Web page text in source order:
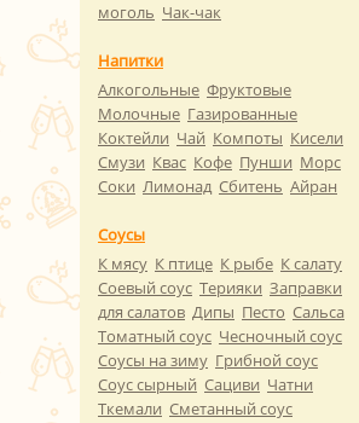
моголь Чак-чак
Напитки
Алкогольные Фруктовые
Молочные Газированные
Коктейли Чай Компоты Кисели
Смузи Квас Кофе Пунши Морс
Соки Лимонад Сбитень Айран
Соусы
К мясу К птице К рыбе К салату
Соевый соус Терияки Заправки
для салатов Дипы Песто Сальса
Томатный соус Чесночный соус
Соусы на зиму Грибной соус
Соус сырный Сациви Чатни
Ткемали Сметанный соус